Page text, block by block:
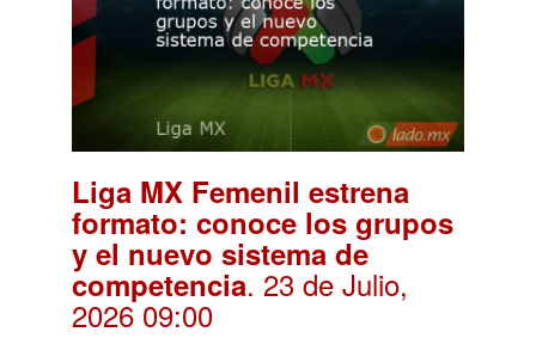
Liga MX Femenil estrena
formato: conoce los grupos
y el nuevo sistema de
competencia. 23 de Julio,
2026 09:00